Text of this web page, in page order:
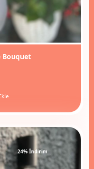
Bouquet
24% İndirim